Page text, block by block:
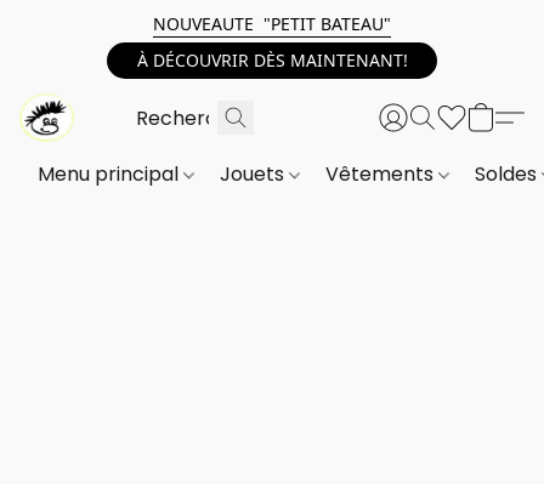
NOUVEAUTE "PETIT BATEAU"
À DÉCOUVRIR DÈS MAINTENANT!
Menu principal Jouets Vêtements Soldes